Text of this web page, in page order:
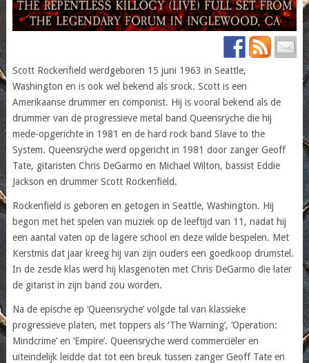
Scott Rockenfield werdgeboren 15 juni 1963 in Seattle,
Washington en is ook wel bekend als srock. Scott is een
Amerikaanse drummer en componist. Hij is vooral bekend als de
drummer van de progressieve metal band Queensrÿche die hij
mede-opgerichte in 1981 en de hard rock band Slave to the
System. Queensrÿche werd opgericht in 1981 door zanger Geoff
Tate, gitaristen Chris DeGarmo en Michael Wilton, bassist Eddie
Jackson en drummer Scott Rockenfield.
Rockenfield is geboren en getogen in Seattle, Washington. Hij
begon met het spelen van muziek op de leeftijd van 11, nadat hij
een aantal vaten op de lagere school en deze wilde bespelen. Met
Kerstmis dat jaar kreeg hij van zijn ouders een goedkoop drumstel.
In de zesde klas werd hij klasgenoten met Chris DeGarmo die later
de gitarist in zijn band zou worden.
Na de epische ep ‘Queensrÿche’ volgde tal van klassieke
progressieve platen, met toppers als ‘The Warning’, ‘Operation:
Mindcrime’ en ‘Empire’. Queensrÿche werd commerciëler en
uiteindelijk leidde dat tot een breuk tussen zanger Geoff Tate en